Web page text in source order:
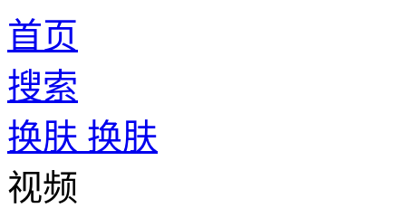
首页
搜索
换肤 换肤
视频